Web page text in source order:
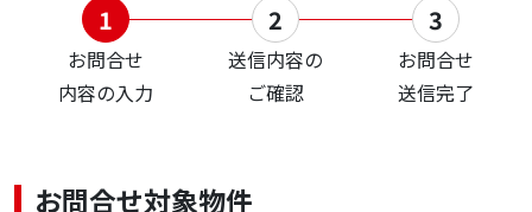
お問合せ
内容の入力
送信内容の
ご確認
お問合せ
送信完了
お問合せ対象物件